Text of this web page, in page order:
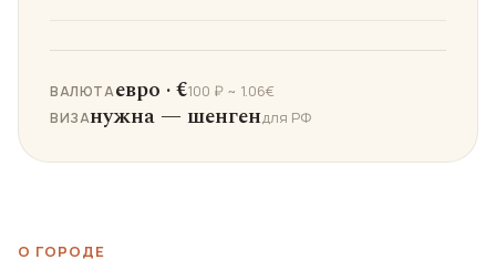
ВАЛЮТАевро · €100 ₽ ~ 1.06€
ВИЗАнужна — шенгендля РФ
О ГОРОДЕ